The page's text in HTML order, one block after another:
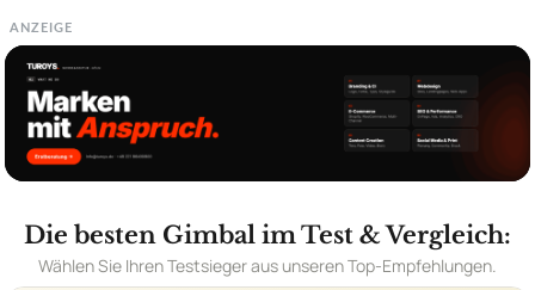
ANZEIGE
Die besten Gimbal im Test & Vergleich:
Wählen Sie Ihren Testsieger aus unseren Top-Empfehlungen.